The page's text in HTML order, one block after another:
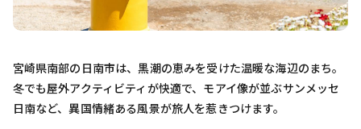
宮崎県南部の日南市は、黒潮の恵みを受けた温暖な海辺のまち。
冬でも屋外アクティビティが快適で、モアイ像が並ぶサンメッセ
日南など、異国情緒ある風景が旅人を惹きつけます。